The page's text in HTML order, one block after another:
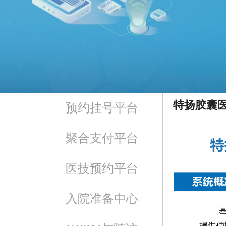
预约挂号平台
聚合支付平台
医技预约平台
入院准备中心
特扬胶囊